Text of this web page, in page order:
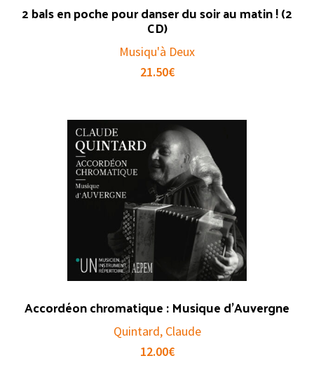
2 bals en poche pour danser du soir au matin ! (2
CD)
Musiqu'à Deux
21.50€
Accordéon chromatique : Musique d’Auvergne
Quintard, Claude
12.00€